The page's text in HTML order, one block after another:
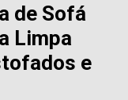
de Sofá
Limpa
e